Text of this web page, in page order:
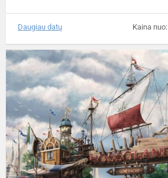
Kaina nuo:
Daugiau datų